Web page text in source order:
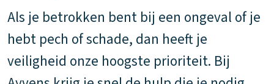
Als je betrokken bent bij een ongeval of je
hebt pech of schade, dan heeft je
veiligheid onze hoogste prioriteit. Bij